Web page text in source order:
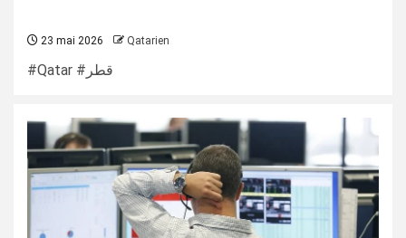
23 mai 2026 Qatarien
#Qatar #قطر